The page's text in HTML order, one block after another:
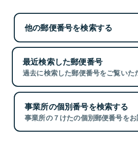
他の郵便番号を検索する
最近検索した郵便番号
過去に検索した郵便番号をご覧いた
事業所の個別番号を検索する
事業所の７けたの個別郵便番号をお